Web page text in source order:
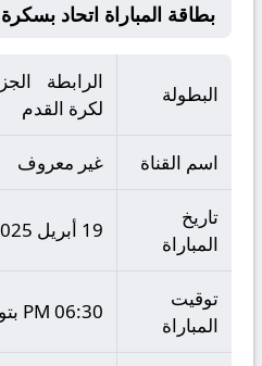
بطاقة المباراة اتحاد بسكرة Vs مولودية الجزائر
البطولة
الرابطة
لكرة القدم
اسم القناة غير معروف
تاريخ
المباراة
19 أبريل 2025
توقيت
المباراة
06:30 PM بتوقيت الرياض